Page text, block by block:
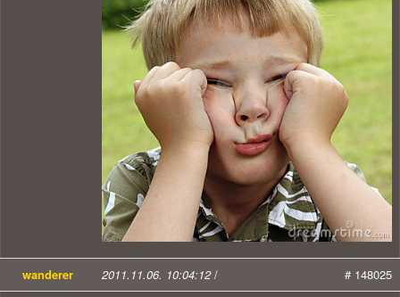
wanderer 2011.11.06. 10:04:12/
# 148025